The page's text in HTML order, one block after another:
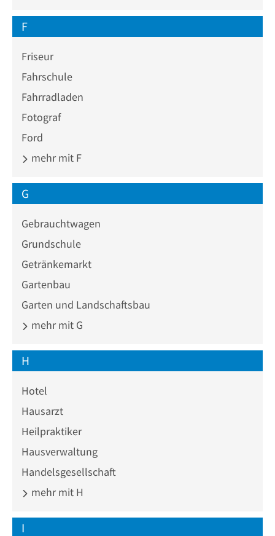
F
Friseur
Fahrschule
Fahrradladen
Fotograf
Ford
mehr mit F
G
Gebrauchtwagen
Grundschule
Getränkemarkt
Gartenbau
Garten und Landschaftsbau
mehr mit G
H
Hotel
Hausarzt
Heilpraktiker
Hausverwaltung
Handelsgesellschaft
mehr mit H
I